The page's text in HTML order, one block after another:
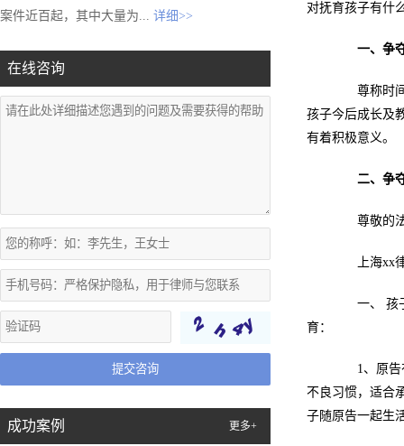
案件近百起，其中大量为... 详细>>
在线咨询
提交咨询
成功案例 更多+
对抚育孩子有什
一、争
尊称时间
孩子今后成长及
有着积极意义。
二、争
尊敬的
上海xx律
一、 孩子
育：
1、原告有
不良习惯，适合
子随原告一起生